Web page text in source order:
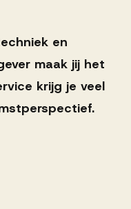
en
maak jij het
krijg je veel